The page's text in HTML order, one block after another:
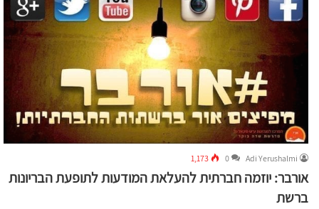
Adi Yerushalmi
0
1,173
אורבר: יוזמה חברתית להעלאת המודעות לתופעת הבריונות
ברשת